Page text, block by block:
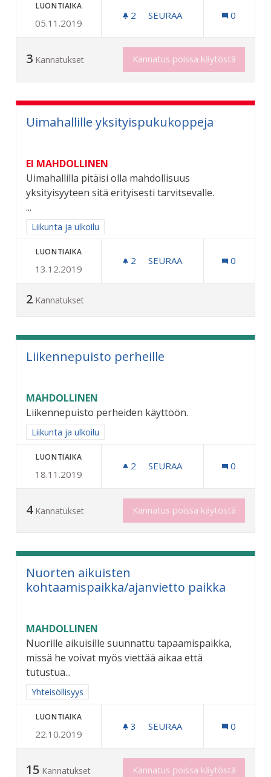
LUONTIAIKA
05.11.2019
2 2 SEURAAJAA
SEURAA 0
3 Kannatukset Kannatus poissa käytöstä
Uimahallille yksityispukukoppeja
EI MAHDOLLINEN
Uimahallilla pitäisi olla mahdollisuus
yksityisyyteen sitä erityisesti tarvitsevalle.
...
Rajaa tulokset aihepiirin mukaan: Liikunta ja ulkoilu
Liikunta ja ulkoilu
LUONTIAIKA
13.12.2019
2 2 SEURAAJAA
SEURAA 0
2 Kannatukset
Liikennepuisto perheille
MAHDOLLINEN
Liikennepuisto perheiden käyttöön.
Rajaa tulokset aihepiirin mukaan: Liikunta ja ulkoilu
Liikunta ja ulkoilu
LUONTIAIKA
18.11.2019
2 2 SEURAAJAA
SEURAA 0
4 Kannatukset Kannatus poissa käytöstä
Nuorten aikuisten
kohtaamispaikka/ajanvietto paikka
MAHDOLLINEN
Nuorille aikuisille suunnattu tapaamispaikka,
missä he voivat myös viettää aikaa että
tutustua...
Rajaa tulokset aihepiirin mukaan: Yhteisöllisyys
Yhteisöllisyys
LUONTIAIKA
22.10.2019
3 3 SEURAAJAA
SEURAA 0
15 Kannatukset Kannatus poissa käytöstä